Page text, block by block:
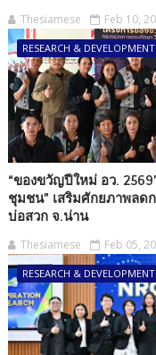
Thesiamese Feb 10,
RESEARCH & DEVELOPMENT
“ของขวัญปีใหม่ อว.
ชุมชน” เสริมศักยภาพลด
บ่อสวก จ.น่าน
Thesiamese Feb 05,
RESEARCH & DEVELOPMENT